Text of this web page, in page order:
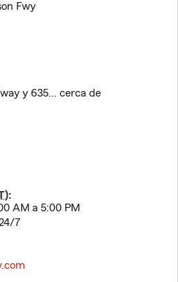
Fwy
y 635... cerca de
):
AM a 5:00 PM
7